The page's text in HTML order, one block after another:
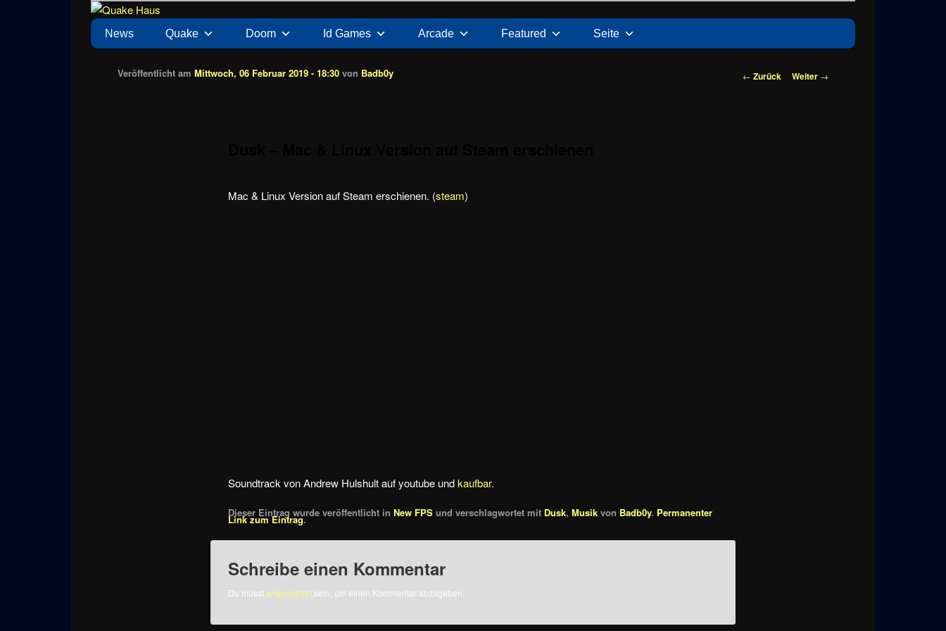
Quake Haus
News zu Quake, Doom, FPS, Arcade
Hauptmenü
News Quake Doom Id Games Arcade Featured Seite
Beitragsnavigation
← Zurück Weiter →
Veröffentlicht amMittwoch, 06 Februar 2019 - 18:30 von Badb0y
Mac & Linux Version auf Steam erschienen. (steam)
Soundtrack von Andrew Hulshult auf youtube undkaufbar.
Dieser Eintrag wurde veröffentlicht inNew FPS und verschlagwortet mit Dusk,Musik von Badb0y. Permanenter
Link zum Eintrag.
Schreibe einen Kommentar
Du musstangemeldet sein, um einen Kommentar abzugeben.